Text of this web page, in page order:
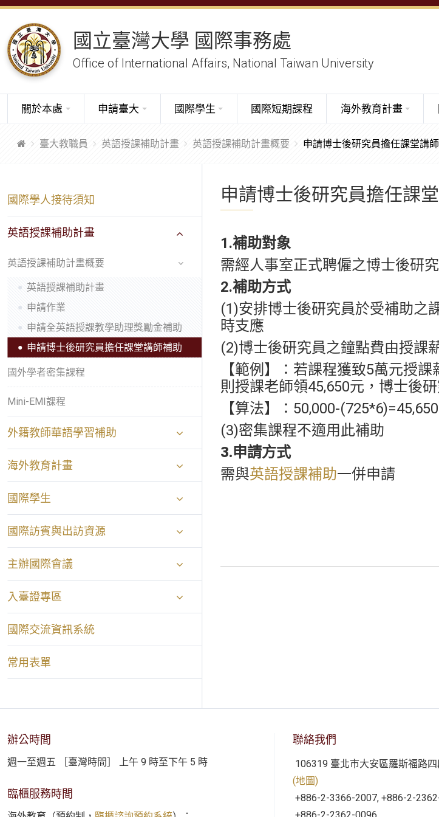
國立臺灣大學 國際事務處
Office of International Affairs, National Taiwan University
關於本處 申請臺大 國際學生 國際短期課程 海外教育計畫
臺大教職員 英語授課補助計畫 英語授課補助計畫概要 申請博士後研究員擔任課堂講
國際學人接待須知
英語授課補助計畫
英語授課補助計畫概要
英語授課補助計畫
申請作業
申請全英語授課教學助理獎勵金補助
申請博士後研究員擔任課堂講師補助
國外學者密集課程
Mini-EMI課程
外籍教師華語學習補助
海外教育計畫
國際學生
國際訪賓與出訪資源
主辦國際會議
入臺證專區
國際交流資訊系統
常用表單
申請博士後研究員擔任課
1.補助對象
需經人事室正式聘僱之博士後研
2.補助方式
(1)安排博士後研究員於受補助之
時支應
(2)博士後研究員之鐘點費由授課
【範例】：若課程獲致5萬元授
則授課老師領45,650元，博士後
【算法】：50,000-(725*6)=45,650
(3)密集課程不適用此補助
3.申請方式
需與英語授課補助一併申請
辦公時間
週一至週五 ［臺灣時間］ 上午 9 時至下午 5 時
臨櫃服務時間
聯絡我們
106319 臺北市大安區羅斯福路
(地圖)
+886-2-3366-2007, +886-2-